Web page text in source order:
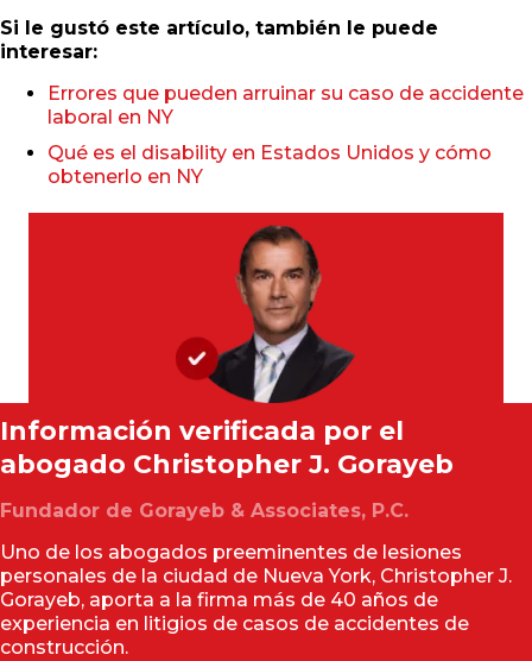
Si le gustó este artículo, también le puede
interesar:
Errores que pueden arruinar su caso de accidente
laboral en NY
Qué es el disability en Estados Unidos y cómo
obtenerlo en NY
Información verificada por el
abogado Christopher J. Gorayeb
Fundador de Gorayeb & Associates, P.C.
Uno de los abogados preeminentes de lesiones
personales de la ciudad de Nueva York, Christopher J.
Gorayeb, aporta a la firma más de 40 años de
experiencia en litigios de casos de accidentes de
construcción.